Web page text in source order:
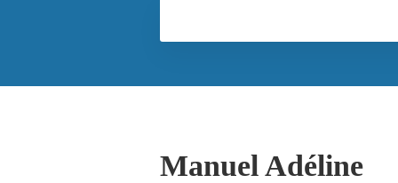
Manuel Adéline